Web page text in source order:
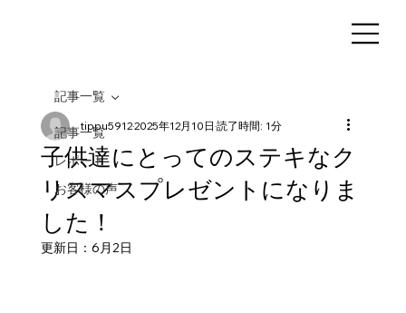
記事一覧
レポート
お客様の声
記事一覧
子供達にとってのステキなク
リスマスプレゼントになりま
した！
tippu59122025年12月10日 読了時間: 1分
更新日： 6月2日